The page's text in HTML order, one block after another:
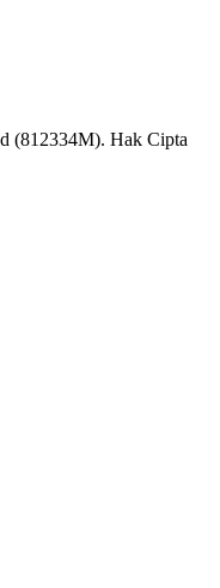
(812334M). Hak Cipta